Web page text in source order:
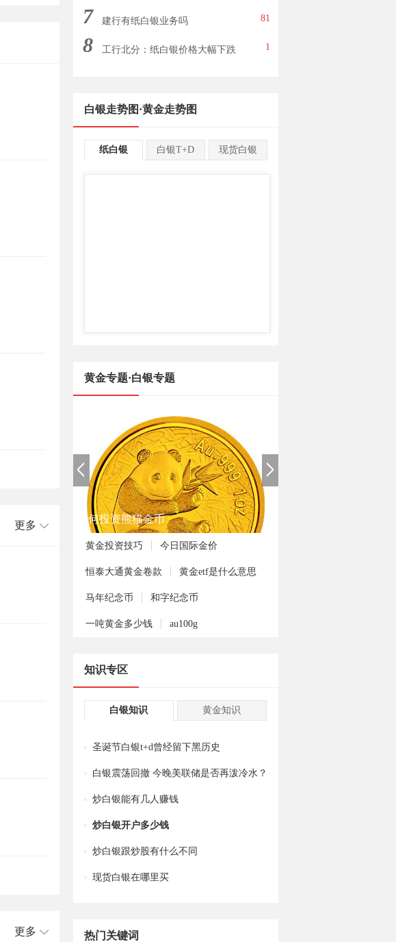
更多
更多
银
7 建行有纸白银业务吗 81
8 工行北分：纸白银价格大幅下跌 1
白银走势图·黄金走势图
纸白银 白银T+D 现货白银
黄金专题·白银专题
如何投资熊猫金币
黄金投资技巧 今日国际金价
恒泰大通黄金卷款 黄金etf是什么意思
马年纪念币 和字纪念币
一吨黄金多少钱 au100g
知识专区
白银知识 黄金知识
圣诞节白银t+d曾经留下黑历史
白银震荡回撤 今晚美联储是否再泼冷水？
炒白银能有几人赚钱
炒白银开户多少钱
炒白银跟炒股有什么不同
现货白银在哪里买
热门关键词